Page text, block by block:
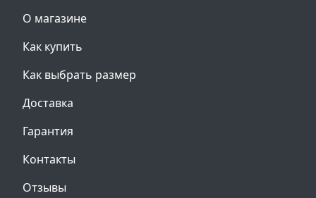
О магазине
Как купить
Как выбрать размер
Доставка
Гарантия
Контакты
Отзывы